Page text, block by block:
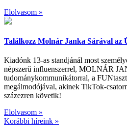
Elolvasom »
Találkozz Molnár Janka Sárával az
Kiadónk 13-as standjánál most
népszerű influenszerrel, MOLNÁR
tudománykommunikátorral, a
megálmodójával, akinek TikTok-
százezren követik!
Elolvasom »
Korábbi híreink »